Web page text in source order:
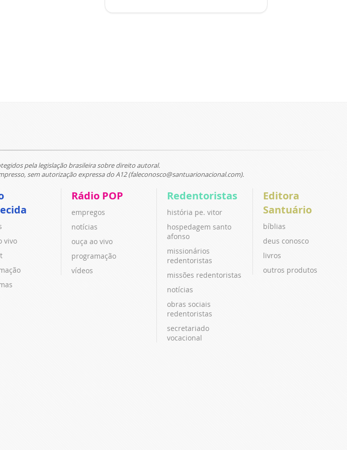
pela legislação brasileira sobre direito autoral.
sem autorização expressa do A12 (faleconosco@santuarionacional.com).
vivo
Rádio POP
empregos
notícias
ouça ao vivo
programação
vídeos
Redentoristas
história pe. vitor
hospedagem santo
afonso
missionários
redentoristas
missões redentoristas
notícias
obras sociais
redentoristas
secretariado
vocacional
Editora
Santuário
bíblias
deus conosco
livros
outros produtos